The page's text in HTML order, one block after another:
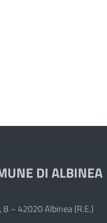
DI ALBINEA
8 – 42020 Albinea (R.E.)